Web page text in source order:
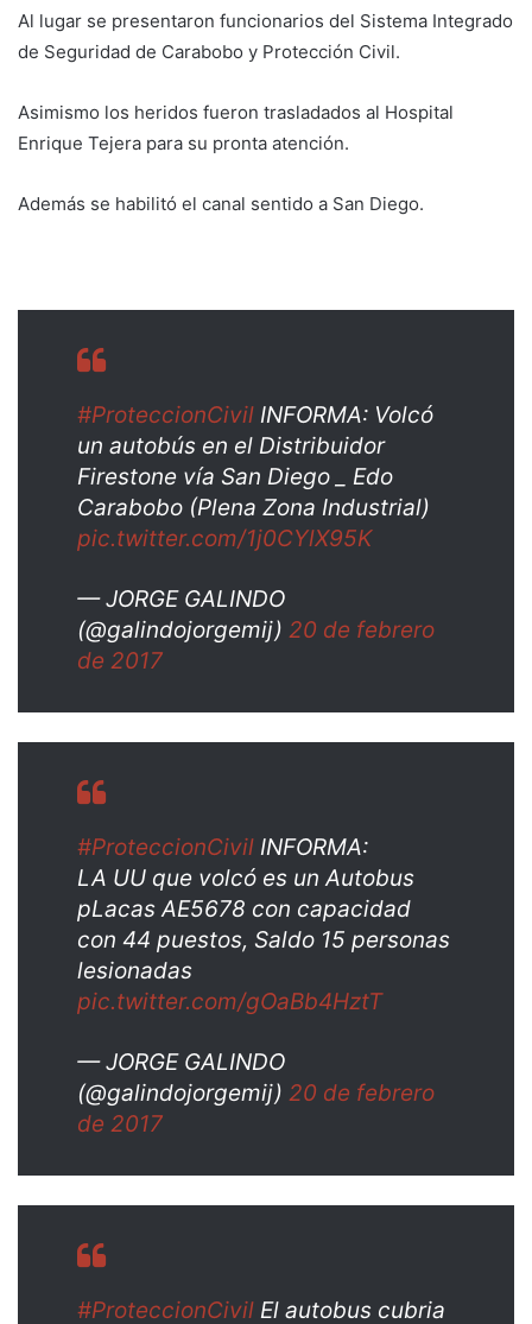
Al lugar se presentaron funcionarios del Sistema Integrado
de Seguridad de Carabobo y Protección Civil.
Asimismo los heridos fueron trasladados al Hospital
Enrique Tejera para su pronta atención.
Además se habilitó el canal sentido a San Diego.
#ProteccionCivil INFORMA: Volcó
un autobús en el Distribuidor
Firestone vía San Diego _ Edo
Carabobo (Plena Zona Industrial)
pic.twitter.com/1j0CYlX95K
— JORGE GALINDO
(@galindojorgemij) 20 de febrero
de 2017
#ProteccionCivil INFORMA:
LA UU que volcó es un Autobus
pLacas AE5678 con capacidad
con 44 puestos, Saldo 15 personas
lesionadas
pic.twitter.com/gOaBb4HztT
— JORGE GALINDO
(@galindojorgemij) 20 de febrero
de 2017
#ProteccionCivil El autobus cubria